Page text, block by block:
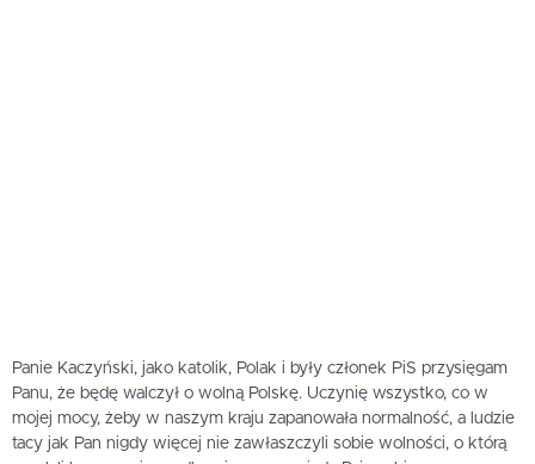
Panie Kaczyński, jako katolik, Polak i były członek PiS przysięgam
Panu, że będę walczył o wolną Polskę. Uczynię wszystko, co w
mojej mocy, żeby w naszym kraju zapanowała normalność, a ludzie
tacy jak Pan nigdy więcej nie zawłaszczyli sobie wolności, o którą